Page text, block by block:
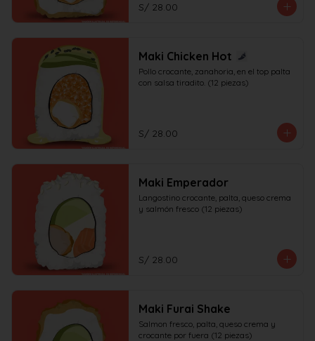
S/ 28.00
Maki Chicken Hot
Pollo crocante, zanahoria, en el top palta
con salsa tiradito. (12 piezas)
S/ 28.00
Maki Emperador
Langostino crocante, palta, queso crema
y salmón fresco (12 piezas)
S/ 28.00
Maki Furai Shake
Salmon fresco, palta, queso crema y
crocante por fuera (12 piezas)